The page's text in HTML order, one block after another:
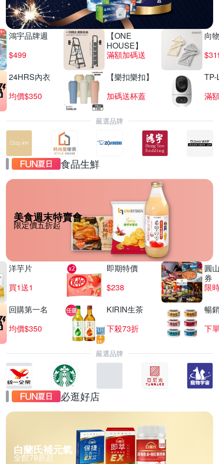
鴻宇品牌週
$499
【ONE
HOUSE】
滿額加碼送
向
24HRS內衣
均價$350
【樂扣樂扣】
加碼送杯蓋
TP-
滿
嚴選品牌
食品生鮮
美食週末特賣會
限定價五折起
洋芋片
買1送1
即期特價
$238
圓
券
限
回購第一名
均價$350
KIRIN生茶
下殺73折
暢
下
嚴選品牌
必逛好店
白蘭氏補元氣
全館78折起